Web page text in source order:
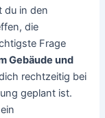
du in den
die
Frage
Gebäude und
rechtzeitig bei
geplant ist.